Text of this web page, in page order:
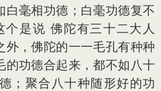
白毫相功德；白毫功德复不
个是说 佛陀有三十二大人
外，佛陀的一一毛孔有种种
的功德合起来，都不如八十
；聚合八十种随形好的功